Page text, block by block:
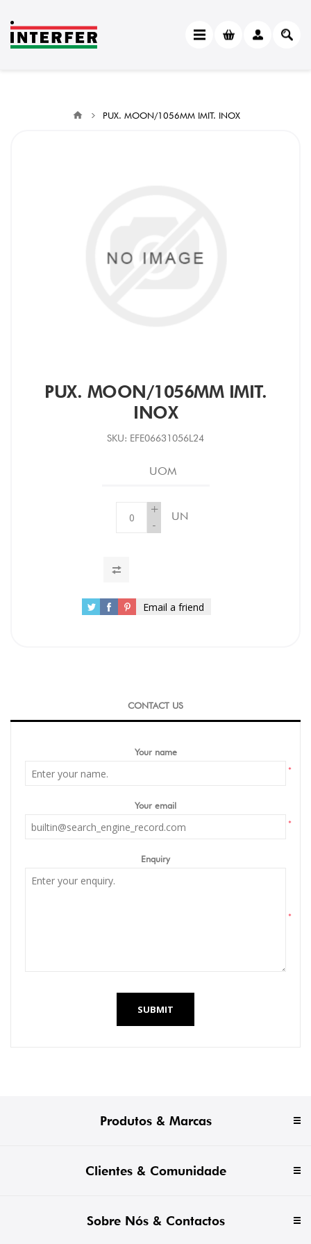
PUX. MOON/1056MM IMIT. INOX
PUX. MOON/1056MM IMIT.
INOX
SKU: EFE06631056L24
UOM
+
-
UN
Email a friend
CONTACT US
Your name
*
Your email
*
Enquiry
*
SUBMIT
Produtos & Marcas
Clientes & Comunidade
Sobre Nós & Contactos